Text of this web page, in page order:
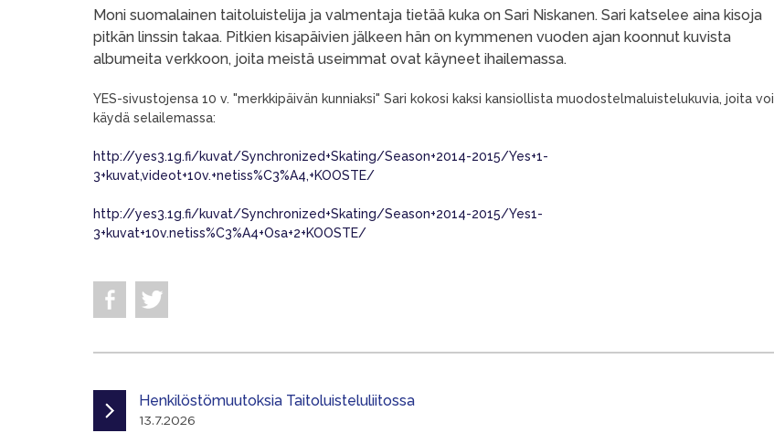
Moni suomalainen taitoluistelija ja valmentaja tietää kuka on Sari Niskanen. Sari katselee aina kisoja
pitkän linssin takaa. Pitkien kisapäivien jälkeen hän on kymmenen vuoden ajan koonnut kuvista
albumeita verkkoon, joita meistä useimmat ovat käyneet ihailemassa.
YES-sivustojensa 10 v. "merkkipäivän kunniaksi" Sari kokosi kaksi kansiollista muodostelmaluistelukuvia, joita voi
käydä selailemassa:
http://yes3.1g.fi/kuvat/Synchronized+Skating/Season+2014-2015/Yes+1-
3+kuvat,videot+10v.+netiss%C3%A4,+KOOSTE/
http://yes3.1g.fi/kuvat/Synchronized+Skating/Season+2014-2015/Yes1-
3+kuvat+10v.netiss%C3%A4+Osa+2+KOOSTE/
Henkilöstömuutoksia Taitoluisteluliitossa
13.7.2026